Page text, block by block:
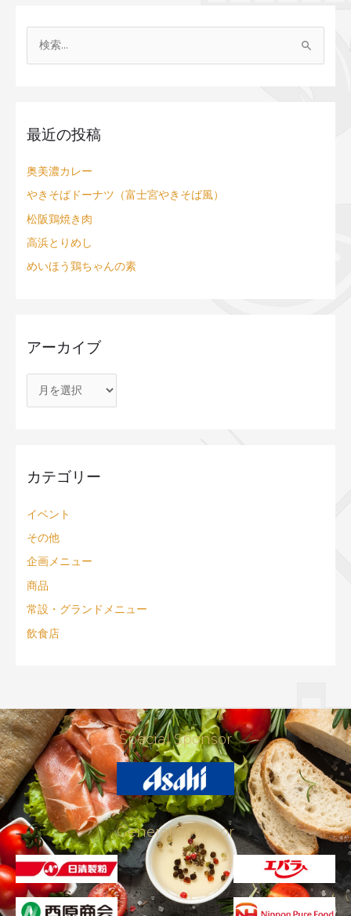
索
:最近の投稿
奥美濃カレー
やきそばドーナツ（富士宮やきそば風）
松阪鶏焼き肉
高浜とりめし
めいほう鶏ちゃんの素
アーカイブ
カテゴリー
イベント
その他
企画メニュー
商品
常設・グランドメニュー
飲食店
Special Sponsor
General Sponsor